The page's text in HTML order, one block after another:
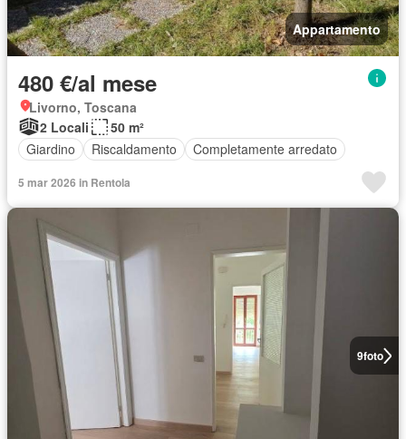
Appartamento
480 €/al mese
Livorno, Toscana
2 Locali
50 m²
Giardino
Riscaldamento Completamente arredato
5 mar 2026 in Rentola
9foto